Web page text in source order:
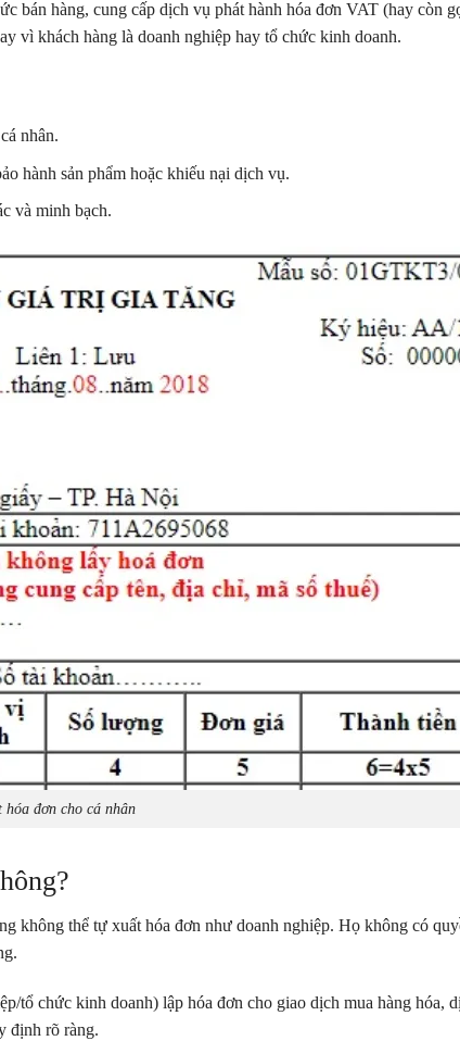
bán hàng, cung cấp dịch vụ phát hành hóa đơn VAT (hay còn
vì khách hàng là doanh nghiệp hay tổ chức kinh doanh.
nhân.
hành sản phẩm hoặc khiếu nại dịch vụ.
và minh bạch.
hóa đơn cho cá nhân
không thể tự xuất hóa đơn như doanh nghiệp. Họ không có
tổ chức kinh doanh) lập hóa đơn cho giao dịch mua hàng hóa,
định rõ ràng.